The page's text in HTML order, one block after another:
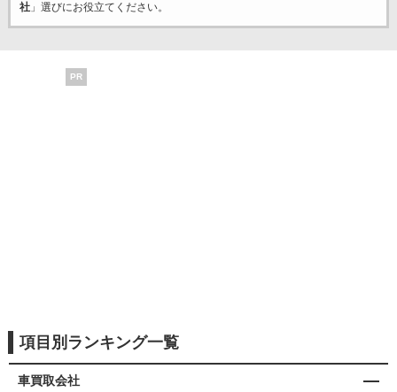
社」選びにお役立てください。
PR
項目別ランキング一覧
車買取会社